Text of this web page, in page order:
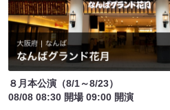
８月本公演（8/1～8/23）
08/08 08:30 開場 09:00 開演